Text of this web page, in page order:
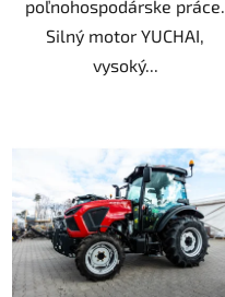
poľnohospodárske práce.
Silný motor YUCHAI,
vysoký...